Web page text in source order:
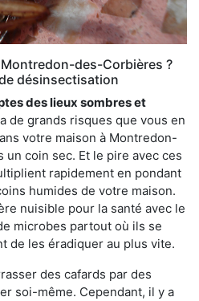
des-Corbières ?
désinsectisation
des lieux sombres et
de grands risques que vous en
votre maison à Montredon-
coin sec. Et le pire avec ces
rapidement en pondant
humides de votre maison.
nuisible pour la santé avec le
microbes partout où ils se
de les éradiquer au plus vite.
des cafards par des
soi-même. Cependant, il y a